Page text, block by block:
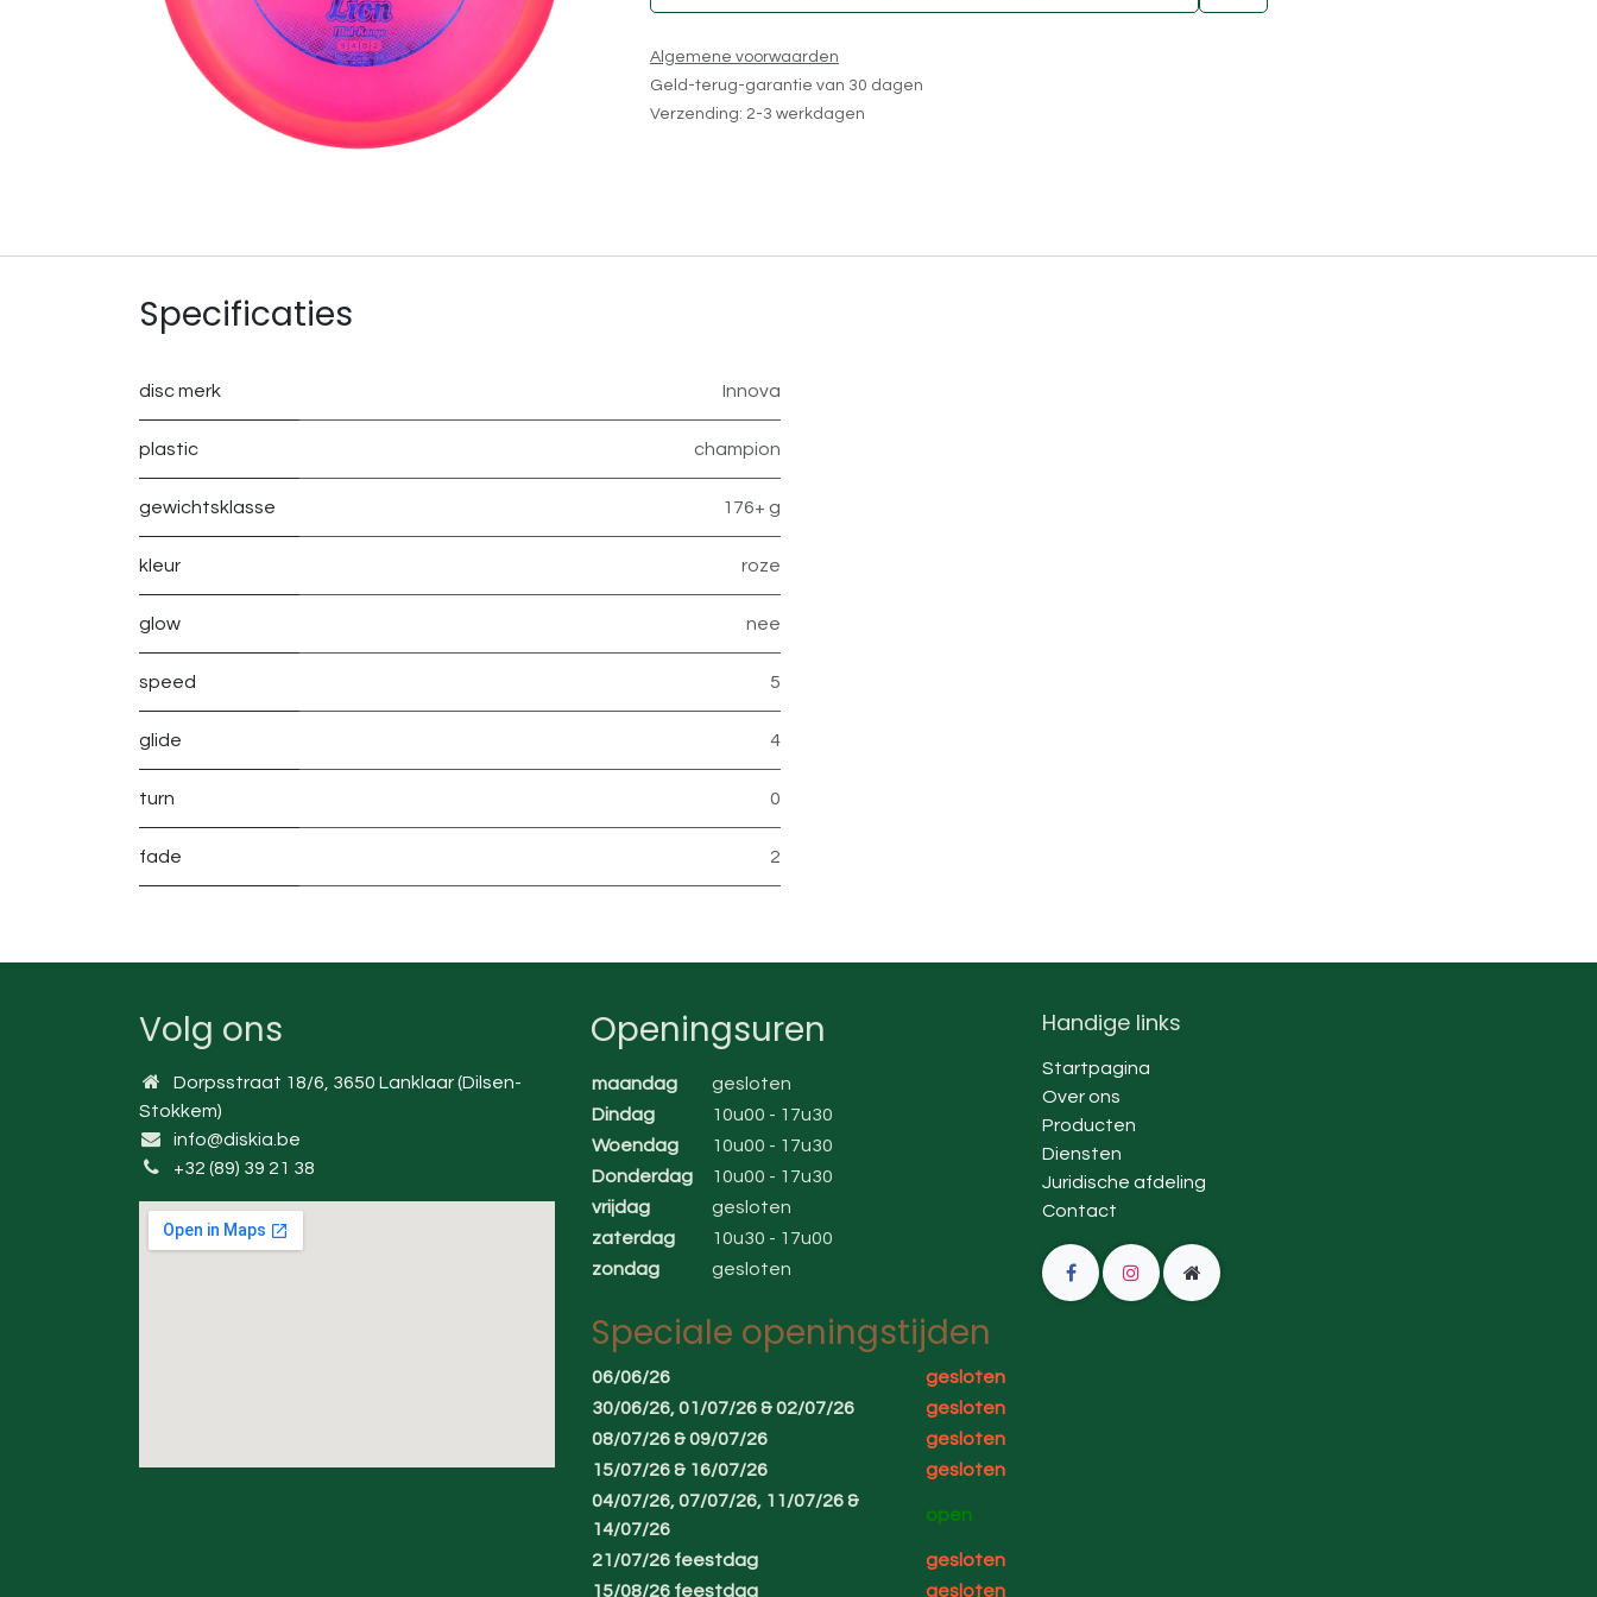
Algemene voorwaarden
Geld-terug-garantie van 30 dagen
Verzending: 2-3 werkdagen
Specificaties
disc merk Innova
plastic champion
gewichtsklasse 176+ g
kleur roze
glow nee
speed 5
glide 4
turn 0
fade 2
Volg ons
Dorpsstraat 18/6, 3650 Lanklaar (Dilsen-
Stokkem)
info@diskia.be
+32 (89) 39 21 38
Openingsuren
maandag
gesloten
Dindag
10u00 - 17u30
Woendag
10u00 - 17u30
Donderdag
10u00 - 17u30
vrijdag
gesloten
zaterdag
10u30 - 17u00
zondag
gesloten
Speciale openingstijden
06/06/26
gesloten
30/06/26, 01/07/26 & 02/07/26
gesloten
08/07/26 & 09/07/26
gesloten
15/07/26 & 16/07/26
gesloten
04/07/26, 07/07/26, 11/07/26 &
14/07/26
open
21/07/26 feestdag
gesloten
15/08/26 feestdag
gesloten
Handige links
Startpagina
Over ons
Producten
Diensten
Juridische afdeling
Contact